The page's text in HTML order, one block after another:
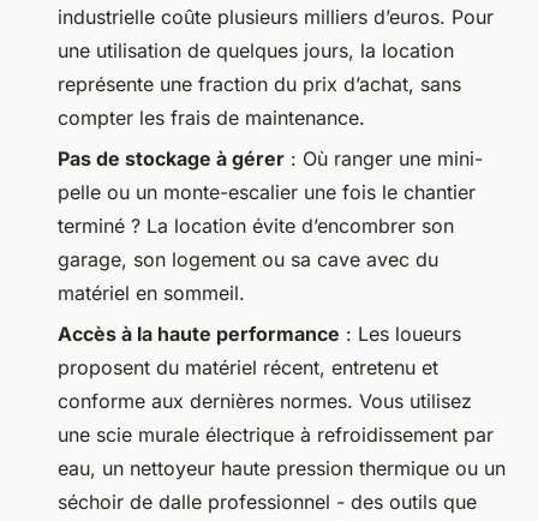
industrielle coûte plusieurs milliers d’euros. Pour
une utilisation de quelques jours, la location
représente une fraction du prix d’achat, sans
compter les frais de maintenance.
Pas de stockage à gérer : Où ranger une mini-
pelle ou un monte-escalier une fois le chantier
terminé ? La location évite d’encombrer son
garage, son logement ou sa cave avec du
matériel en sommeil.
Accès à la haute performance : Les loueurs
proposent du matériel récent, entretenu et
conforme aux dernières normes. Vous utilisez
une scie murale électrique à refroidissement par
eau, un nettoyeur haute pression thermique ou un
séchoir de dalle professionnel - des outils que